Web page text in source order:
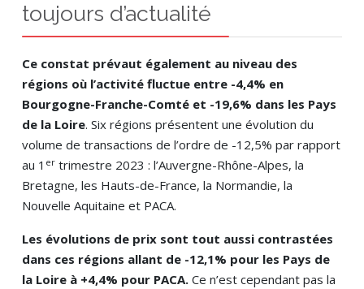
toujours d’actualité
Ce constat prévaut également au niveau des
régions où l’activité fluctue entre -4,4% en
Bourgogne-Franche-Comté et -19,6% dans les Pays
de la Loire. Six régions présentent une évolution du
volume de transactions de l’ordre de -12,5% par rapport
au 1 er trimestre 2023 : l’Auvergne-Rhône-Alpes, la
Bretagne, les Hauts-de-France, la Normandie, la
Nouvelle Aquitaine et PACA.
Les évolutions de prix sont tout aussi contrastées
dans ces régions allant de -12,1% pour les Pays de
la Loire à +4,4% pour PACA. Ce n’est cependant pas la